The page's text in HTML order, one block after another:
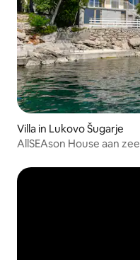
Villa in Lukovo Šugarje
AllSEAson House aan zee